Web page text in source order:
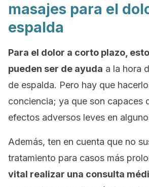
masajes para el
espalda
Para el dolor a corto plazo,
pueden ser de ayuda a la hora
de espalda. Pero hay que
conciencia; ya que son capaces
efectos adversos leves en
Además, ten en cuenta que no
tratamiento para casos más
vital realizar una consulta